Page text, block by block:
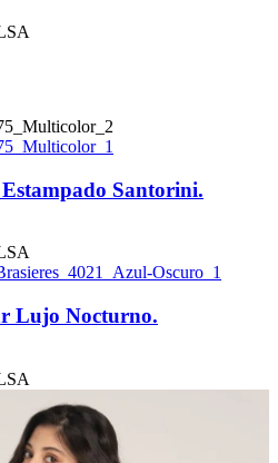
Santorini.
Lujo Nocturno.